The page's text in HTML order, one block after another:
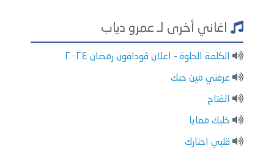
اغاني أخرى لـ عمرو دياب
الكلمة الحلوة - اعلان ڤودافون رمضان ٢٠٢٤
عرفتي مين حبك
الفتاح
خليك معايا
قلبي اختارك